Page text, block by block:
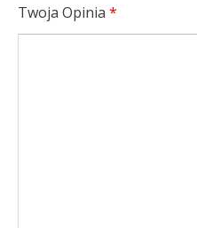
Twoja Opinia *